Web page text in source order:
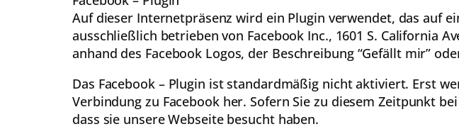
Auf dieser Internetpräsenz wird ein Plugin verwendet, das auf
ausschließlich betrieben von Facebook Inc., 1601 S. California
anhand des Facebook Logos, der Beschreibung “Gefällt mir”
Das Facebook – Plugin ist standardmäßig nicht aktiviert. Erst
Verbindung zu Facebook her. Sofern Sie zu diesem Zeitpunkt
dass sie unsere Webseite besucht haben.